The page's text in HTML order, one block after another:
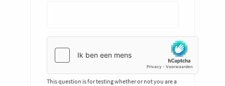
This question is for testing whether or not you are a